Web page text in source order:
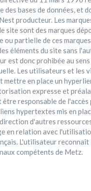
bases de données, et
producteur. Les
site sont des marques
partielle de ces
éléments du site sans
est donc prohibée au sens
Les utilisateurs et les
mettre en place un
expresse et
être responsable de l'accès
hypertextes mis en
d'autres
en relation avec
L'utilisateur reconnaît
compétents de Metz.